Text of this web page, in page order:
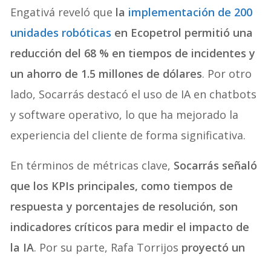
Engativá reveló que la implementación de 200
unidades robóticas en Ecopetrol permitió una
reducción del 68 % en tiempos de incidentes y
un ahorro de 1.5 millones de dólares. Por otro
lado, Socarrás destacó el uso de IA en chatbots
y software operativo, lo que ha mejorado la
experiencia del cliente de forma significativa.
En términos de métricas clave, Socarrás señaló
que los KPIs principales, como tiempos de
respuesta y porcentajes de resolución, son
indicadores críticos para medir el impacto de
la IA. Por su parte, Rafa Torrijos proyectó un